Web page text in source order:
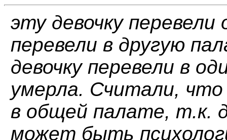
эту девочку
перевели в другую
девочку перевели в
умерла. Считали,
в общей палате, т.к.
может быть